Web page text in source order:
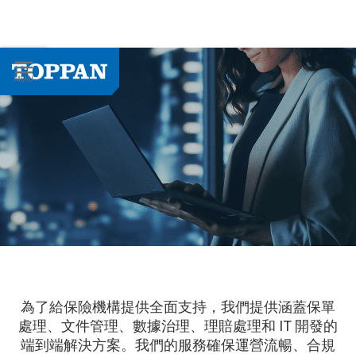
為了給保險機構提供全面支持，我們提供涵蓋保單
處理、文件管理、數據治理、理賠處理和 IT 開發的
端到端解決方案。我們的服務確保運營流暢、合規